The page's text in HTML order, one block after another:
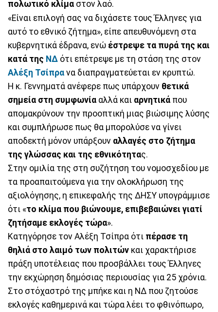
πολωτικό κλίμα στον λαό.
«Είναι επιλογή σας να διχάσετε τους Έλληνες για
αυτό το εθνικό ζήτημα», είπε απευθυνόμενη στα
κυβερνητικά έδρανα, ενώ έστρεψε τα πυρά της και
κατά της ΝΔ ότι επέτρεψε με τη στάση της στον
Αλέξη Τσίπρα να διαπραγματεύεται εν κρυπτώ.
Η κ. Γεννηματά ανέφερε πως υπάρχουν θετικά
σημεία στη συμφωνία αλλά και αρνητικά που
απομακρύνουν την προοπτική μιας βιώσιμης λύσης
και συμπλήρωσε πως θα μπορολύσε να γίνει
αποδεκτή μόνον υπάρξουν αλλαγές στο ζήτημα
της γλώσσας και της εθνικότητας.
Στην ομιλία της στη συζήτηση του νομοσχεδίου με
τα προαπαιτούμενα για την ολοκλήρωση της
αξιολόγησης, η επικεφαλής της ΔΗΣΥ υπογράμμισε
ότι «το κλίμα που βιώνουμε, επιβεβαιώνει γιατί
ζητήσαμε εκλογές τώρα».
Κατηγόρησε τον Αλέξη Τσίπρα ότι πέρασε τη
θηλιά στο λαιμό των πολιτών και χαρακτήρισε
πράξη υποτέλειας που προσβάλλει τους Έλληνες
την εκχώρηση δημόσιας περιουσίας για 25 χρόνια.
Στο στόχαστρό της μπήκε και η ΝΔ που ζητούσε
εκλογές καθημερινά και τώρα λέει το φθινόπωρο,